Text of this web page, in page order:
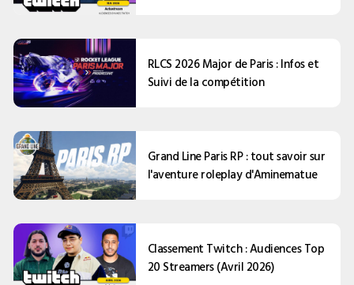
RLCS 2026 Major de Paris : Infos et
Suivi de la compétition
Grand Line Paris RP : tout savoir sur
l'aventure roleplay d'Aminematue
Classement Twitch : Audiences Top
20 Streamers (Avril 2026)